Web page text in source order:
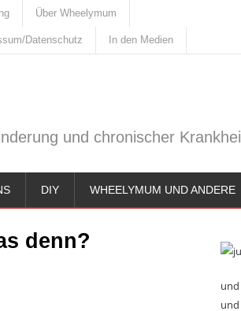
Über Wheelymum
Datenschutz In den Medien
und chronischer
DIY WHEELYMUM UND ANDERE
denn?